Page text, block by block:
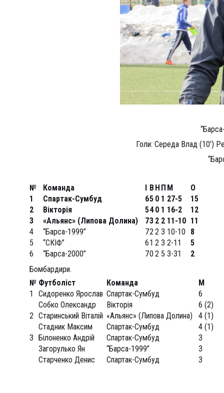
Голи: Середа Влад (10′)
№ Команда І В Н П М
О
1
Спартак-Сумбуд 65 0 1 27-5
15
2
Вікторія 54 0 1 16-2
12
3
«Альянс» (Липова Долина) 73 2 2 11-10 11
4
“Барса-1999” 72 2 3 10-10
8
5
“СКІФ” 61 2 3 2-11
5
6
“Барса-2000” 70 2 5 3-31
2
Бомбардири.
№ Футболіст Команда
М
1
Сидоренко Ярослав Спартак-Сумбуд
6
Собко Олександр
Вікторія
6 (2)
2 Старинський Віталій «Альянс» (Липова Долина)
4 (1)
Стадник Максим
Спартак-Сумбуд
4 (1)
3 Білоненко Андрій Спартак-Сумбуд
3
Загорулько Ян
“Барса-1999”
3
Старченко Денис
Спартак-Сумбуд 3